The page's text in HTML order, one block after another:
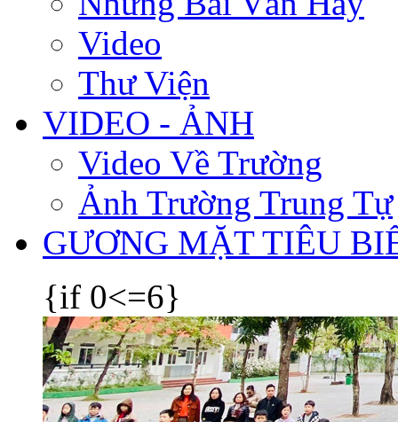
Video
Thư Viện
VIDEO - ẢNH
Video Về Trường
Ảnh Trường Trung Tự
GƯƠNG MẶT TIÊU
{if 0<=6}